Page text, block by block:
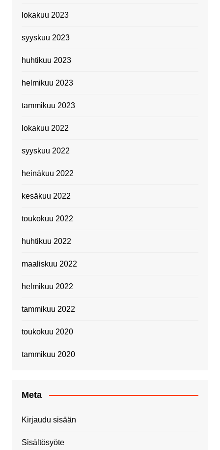
lokakuu 2023
syyskuu 2023
huhtikuu 2023
helmikuu 2023
tammikuu 2023
lokakuu 2022
syyskuu 2022
heinäkuu 2022
kesäkuu 2022
toukokuu 2022
huhtikuu 2022
maaliskuu 2022
helmikuu 2022
tammikuu 2022
toukokuu 2020
tammikuu 2020
Meta
Kirjaudu sisään
Sisältösyöte